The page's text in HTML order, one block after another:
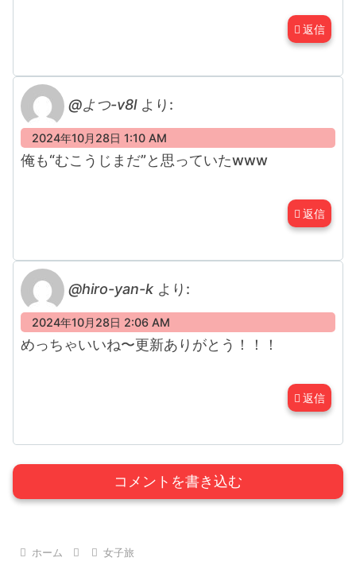
返信
@よつ-v8l より:
2024年10月28日 1:10 AM
俺も“むこうじまだ”と思っていたwww
返信
@hiro-yan-k より:
2024年10月28日 2:06 AM
めっちゃいいね〜更新ありがとう！！！
返信
コメントを書き込む
ホーム 女子旅